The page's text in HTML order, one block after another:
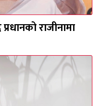
प्रधानको राजीनामा